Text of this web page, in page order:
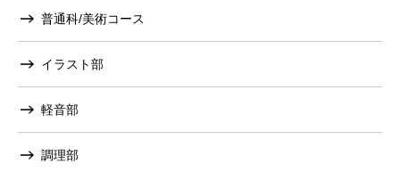
普通科/美術コース
イラスト部
軽音部
調理部